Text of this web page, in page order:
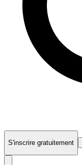
S'inscrire gratuitement